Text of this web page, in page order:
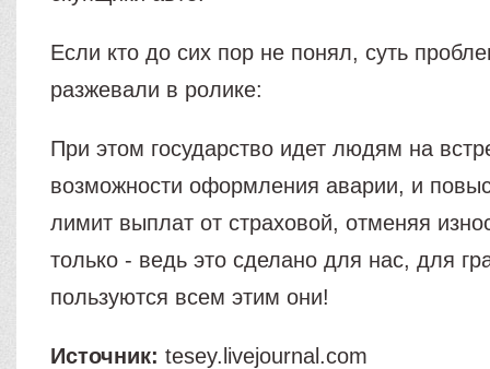
Если кто до сих пор не понял, суть
разжевали в ролике:
При этом государство идет людям на
возможности оформления аварии, и
лимит выплат от страховой, отменяя
только - ведь это сделано для нас, для
пользуются всем этим они!
Источник: tesey.livejournal.com